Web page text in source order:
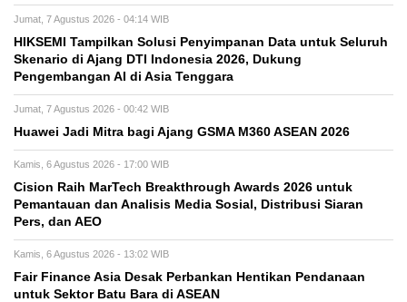
Jumat, 7 Agustus 2026 - 04:14 WIB
HIKSEMI Tampilkan Solusi Penyimpanan Data untuk Seluruh
Skenario di Ajang DTI Indonesia 2026, Dukung
Pengembangan AI di Asia Tenggara
Jumat, 7 Agustus 2026 - 00:42 WIB
Huawei Jadi Mitra bagi Ajang GSMA M360 ASEAN 2026
Kamis, 6 Agustus 2026 - 17:00 WIB
Cision Raih MarTech Breakthrough Awards 2026 untuk
Pemantauan dan Analisis Media Sosial, Distribusi Siaran
Pers, dan AEO
Kamis, 6 Agustus 2026 - 13:02 WIB
Fair Finance Asia Desak Perbankan Hentikan Pendanaan
untuk Sektor Batu Bara di ASEAN